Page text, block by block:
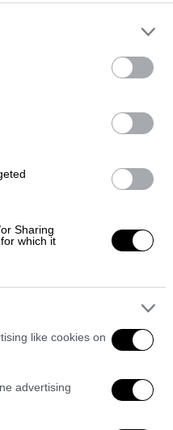
Sharing
which it
like cookies on
advertising
σε
θα
η
είτε σε
οι
ύπαρξη
έτους